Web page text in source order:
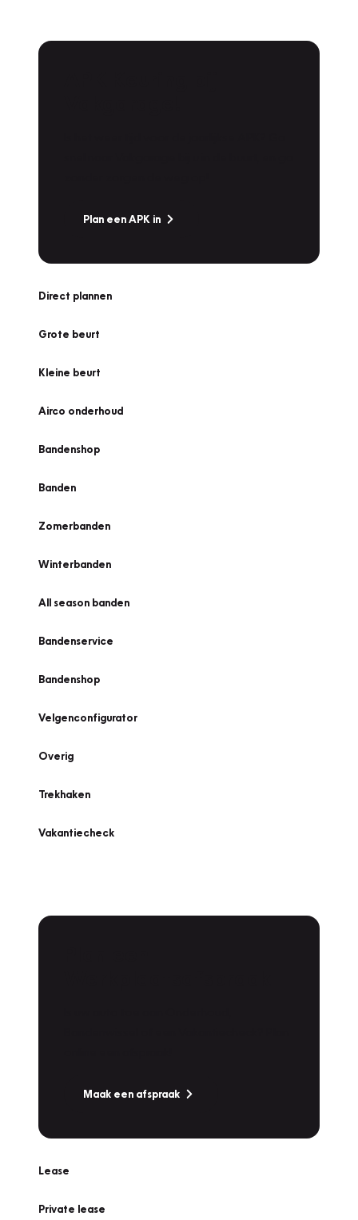
Plan een APK in
Direct plannen
Grote beurt
Kleine beurt
Airco onderhoud
Bandenshop
Banden
Zomerbanden
Winterbanden
All season banden
Bandenservice
Bandenshop
Velgenconfigurator
Overig
Trekhaken
Vakantiecheck
Maak een afspraak
Lease
Private lease